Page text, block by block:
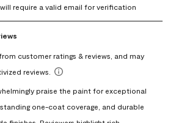
to
rate
with
3
This
action
to
rate
with
This
action
to
rate
with
This
action
require a valid email for verification